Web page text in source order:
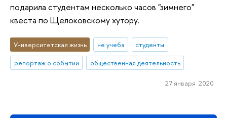
подарила студентам несколько часов "зимнего"
квеста по Щелоковскому хутору.
Университетская жизнь не учеба
студенты
репортаж о событии
общественная деятельность
27 января 2020